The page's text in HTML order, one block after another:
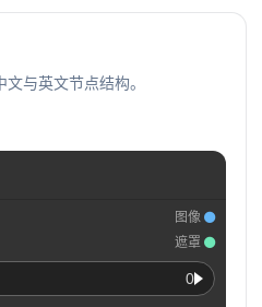
与英文节点结构。
图像
遮罩
0